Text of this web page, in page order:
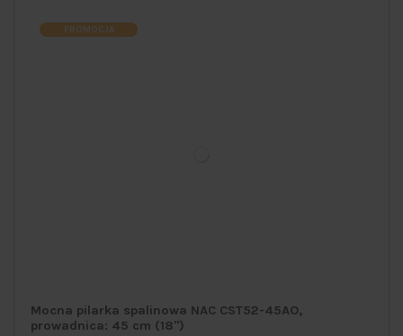
PROMOCJA
Mocna pilarka spalinowa NAC CST52-45AO,
prowadnica: 45 cm (18")